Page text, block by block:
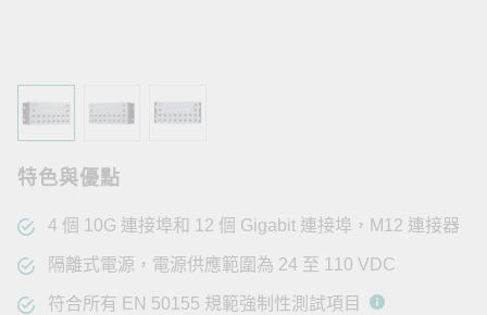
特色與優點
4 個 10G 連接埠和 12 個 Gigabit 連接埠，M12 連接器
隔離式電源，電源供應範圍為 24 至 110 VDC
符合所有 EN 50155 規範強制性測試項目